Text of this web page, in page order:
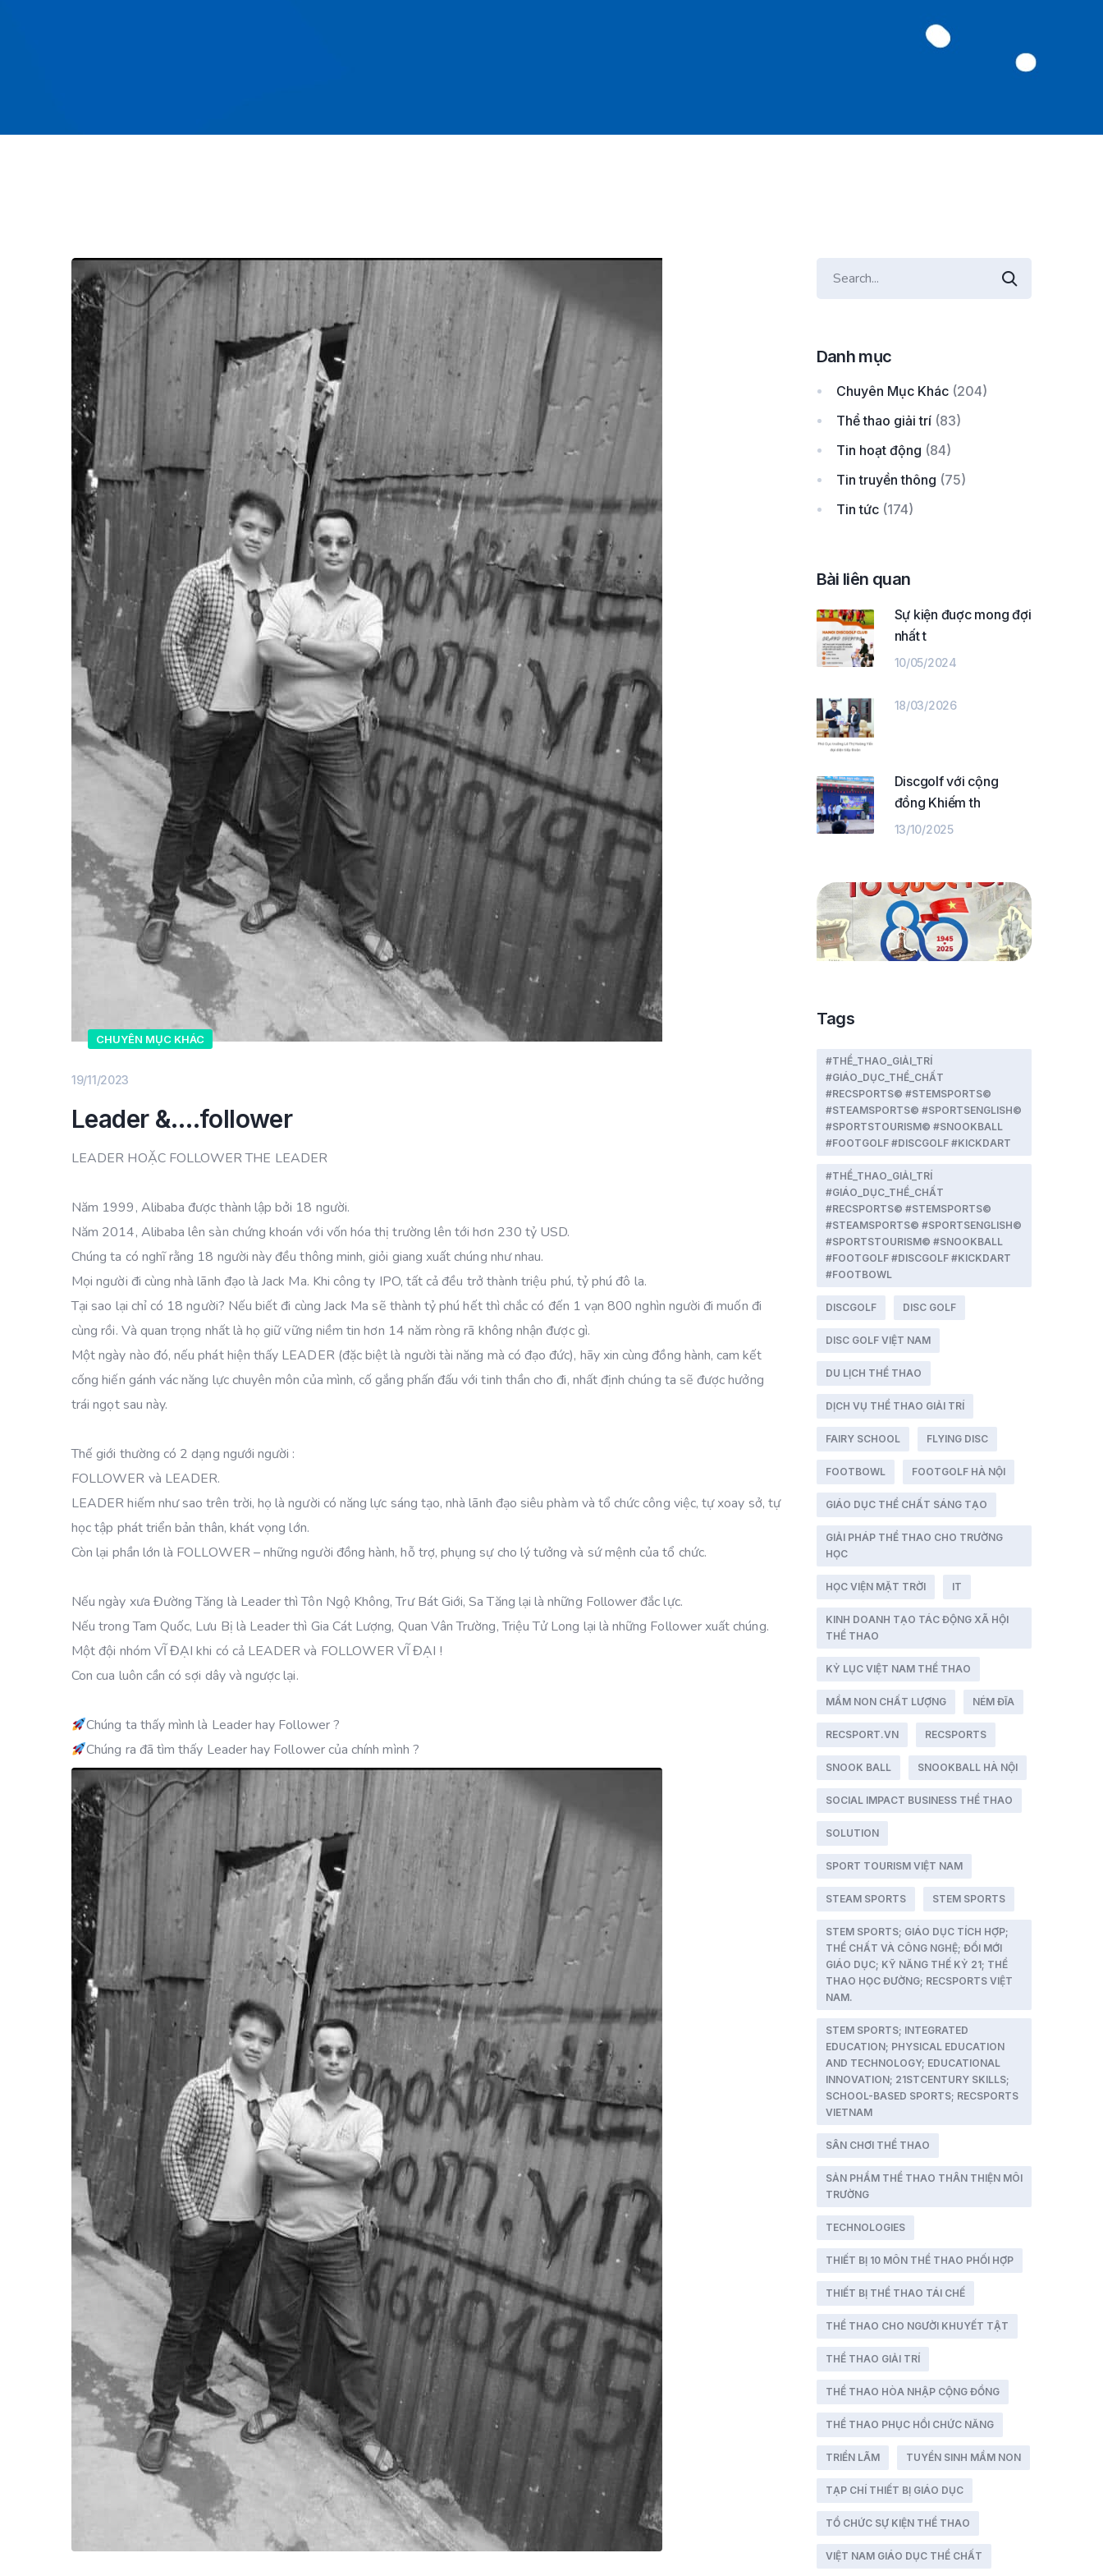
CHUYÊN MỤC KHÁC
19/11/2023
Leader &….follower
LEADER HOẶC FOLLOWER THE LEADER
Năm 1999, Alibaba được thành lập bởi 18 người.
Năm 2014, Alibaba lên sàn chứng khoán với vốn hóa thị trường lên tới hơn 230 tỷ USD.
Chúng ta có nghĩ rằng 18 người này đều thông minh, giỏi giang xuất chúng như nhau.
Mọi người đi cùng nhà lãnh đạo là Jack Ma. Khi công ty IPO, tất cả đều trở thành triệu phú, tỷ phú đô la.
Tại sao lại chỉ có 18 người? Nếu biết đi cùng Jack Ma sẽ thành tỷ phú hết thì chắc có đến 1 vạn 800 nghìn người đi muốn đi
cùng rồi. Và quan trọng nhất là họ giữ vững niềm tin hơn 14 năm ròng rã không nhận được gì.
Một ngày nào đó, nếu phát hiện thấy LEADER (đặc biệt là người tài năng mà có đạo đức), hãy xin cùng đồng hành, cam kết
cống hiến gánh vác năng lực chuyên môn của mình, cố gắng phấn đấu với tinh thần cho đi, nhất định chúng ta sẽ được hưởng
trái ngọt sau này.
Thế giới thường có 2 dạng ngưới người :
FOLLOWER và LEADER.
LEADER hiếm như sao trên trời, họ là người có năng lực sáng tạo, nhà lãnh đạo siêu phàm và tổ chức công việc, tự xoay sở, tự
học tập phát triển bản thân, khát vọng lớn.
Còn lại phần lớn là FOLLOWER – những người đồng hành, hỗ trợ, phụng sự cho lý tưởng và sứ mệnh của tổ chức.
Nếu ngày xưa Đường Tăng là Leader thì Tôn Ngộ Không, Trư Bát Giới, Sa Tăng lại là những Follower đắc lực.
Nếu trong Tam Quốc, Lưu Bị là Leader thì Gia Cát Lượng, Quan Vân Trường, Triệu Tử Long lại là những Follower xuất chúng.
Một đội nhóm VĨ ĐẠI khi có cả LEADER và FOLLOWER VĨ ĐẠI !
Con cua luôn cần có sợi dây và ngược lại.
Chúng ta thấy mình là Leader hay Follower ?
Chúng ra đã tìm thấy Leader hay Follower của chính mình ?
Danh mục
Chuyên Mục Khác(204)
Thể thao giải trí(83)
Tin hoạt động (84)
Tin truyền thông (75)
Tin tức(174)
Bài liên quan
Sự kiện đuợc mong đợi
nhất t
10/05/2024
18/03/2026
Discgolf với cộng
đồng Khiếm th
13/10/2025
Tags
#THỂ_THAO_GIẢI_TRÍ
#GIÁO_DỤC_THỂ_CHẤT
#RECSPORTS© #STEMSPORTS©
#STEAMSPORTS© #SPORTSENGLISH©
#SPORTSTOURISM© #SNOOKBALL
#FOOTGOLF #DISCGOLF #KICKDART
#THỂ_THAO_GIẢI_TRÍ
#GIÁO_DỤC_THỂ_CHẤT
#RECSPORTS© #STEMSPORTS©
#STEAMSPORTS© #SPORTSENGLISH©
#SPORTSTOURISM© #SNOOKBALL
#FOOTGOLF #DISCGOLF #KICKDART
#FOOTBOWL
DISCGOLF DISC GOLF
DISC GOLF VIỆT NAM
DU LỊCH THỂ THAO
DỊCH VỤ THỂ THAO GIẢI TRÍ
FAIRY SCHOOL FLYING DISC
FOOTBOWL FOOTGOLF HÀ NỘI
GIÁO DỤC THỂ CHẤT SÁNG TẠO
GIẢI PHÁP THỂ THAO CHO TRƯỜNG
HỌC
HỌC VIỆN MẶT TRỜI IT
KINH DOANH TẠO TÁC ĐỘNG XÃ HỘI
THỂ THAO
KỶ LỤC VIỆT NAM THỂ THAO
MẦM NON CHẤT LƯỢNG NÉM ĐĨA
RECSPORT.VN RECSPORTS
SNOOK BALL SNOOKBALL HÀ NỘI
SOCIAL IMPACT BUSINESS THỂ THAO
SOLUTION
SPORT TOURISM VIỆT NAM
STEAM SPORTS STEM SPORTS
STEM SPORTS; GIÁO DỤC TÍCH HỢP;
THỂ CHẤT VÀ CÔNG NGHỆ; ĐỔI MỚI
GIÁO DỤC; KỸ NĂNG THẾ KỶ 21; THỂ
THAO HỌC ĐƯỜNG; RECSPORTS VIỆT
NAM.
STEM SPORTS; INTEGRATED
EDUCATION; PHYSICAL EDUCATION
AND TECHNOLOGY; EDUCATIONAL
INNOVATION; 21STCENTURY SKILLS;
SCHOOL-BASED SPORTS; RECSPORTS
VIETNAM
SÂN CHƠI THỂ THAO
SẢN PHẨM THỂ THAO THÂN THIỆN MÔI
TRƯỜNG
TECHNOLOGIES
THIẾT BỊ 10 MÔN THỂ THAO PHỐI HỢP
THIẾT BỊ THỂ THAO TÁI CHẾ
THỂ THAO CHO NGƯỜI KHUYẾT TẬT
THỂ THAO GIẢI TRÍ
THỂ THAO HÒA NHẬP CỘNG ĐỒNG
THỂ THAO PHỤC HỒI CHỨC NĂNG
TRIỂN LÃM TUYỂN SINH MẦM NON
TẠP CHÍ THIẾT BỊ GIÁO DỤC
TỔ CHỨC SỰ KIỆN THỂ THAO
VIỆT NAM GIÁO DỤC THỂ CHẤT